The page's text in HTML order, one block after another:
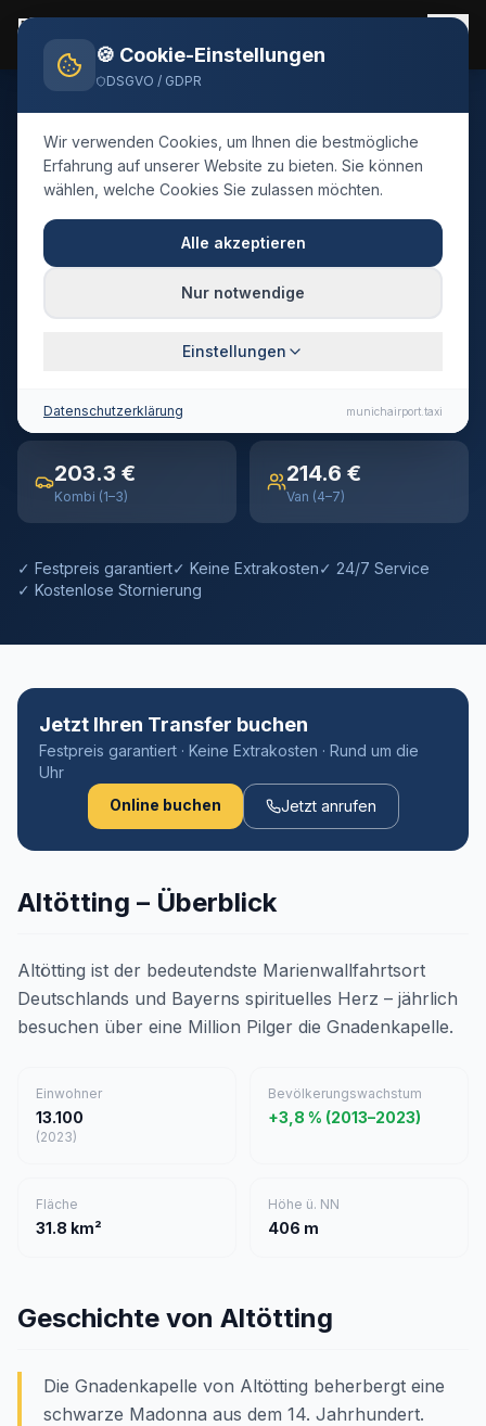
Flughafen München Taxi
Flughafentransfer 24/7
🇩🇪Deutschland· Landkreis Altötting
TaxiAltötting→Flughafen
München
Festpreis-Transfer · 93 km · ca. 65 Min. Fahrtzeit
203.3 €
Kombi (1–3)
214.6 €
Van (4–7)
✓ Festpreis garantiert✓ Keine Extrakosten✓ 24/7 Service
✓ Kostenlose Stornierung
Jetzt Ihren Transfer buchen
Festpreis garantiert · Keine Extrakosten · Rund um die
Uhr
Online buchen
Jetzt anrufen
Altötting – Überblick
Altötting ist der bedeutendste Marienwallfahrtsort
Deutschlands und Bayerns spirituelles Herz – jährlich
besuchen über eine Million Pilger die Gnadenkapelle.
Einwohner
13.100
(2023)
Bevölkerungswachstum
+3,8 % (2013–2023)
Fläche
31.8 km²
Höhe ü. NN
406 m
Geschichte von Altötting
Die Gnadenkapelle von Altötting beherbergt eine
schwarze Madonna aus dem 14. Jahrhundert.
🍪 Cookie-Einstellungen
DSGVO / GDPR
Wir verwenden Cookies, um Ihnen die bestmögliche
Erfahrung auf unserer Website zu bieten. Sie können
wählen, welche Cookies Sie zulassen möchten.
Alle akzeptieren
Nur notwendige
Einstellungen
Datenschutzerklärung munichairport.taxi